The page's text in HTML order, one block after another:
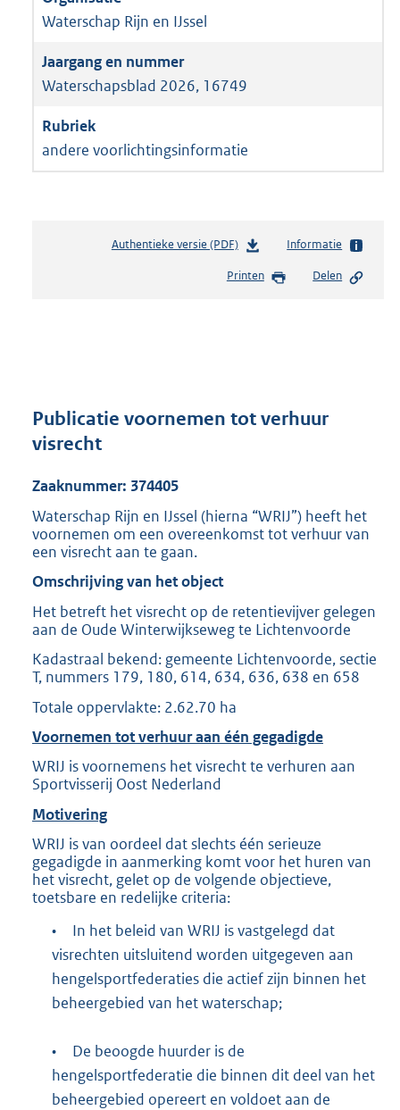
Waterschap Rijn en IJssel
Waterschapsblad 2026, 16749
andere voorlichtingsinformatie
Authentieke versie (PDF)b
s
r
:
2
b
Informatie
Printen Delen
Publicatie voornemen tot verhuur
visrecht
Zaaknummer: 374405
Waterschap Rijn en IJssel (hierna “WRIJ”) heeft het
voornemen om een overeenkomst tot verhuur van
een visrecht aan te gaan.
Omschrijving van het object
Het betreft het visrecht op de retentievijver gelegen
aan de Oude Winterwijkseweg te Lichtenvoorde
Kadastraal bekend: gemeente Lichtenvoorde, sectie
T, nummers 179, 180, 614, 634, 636, 638 en 658
Totale oppervlakte: 2.62.70 ha
Voornemen tot verhuur aan één gegadigde
WRIJ is voornemens het visrecht te verhuren aan
Sportvisserij Oost Nederland
Motivering
WRIJ is van oordeel dat slechts één serieuze
gegadigde in aanmerking komt voor het huren van
het visrecht, gelet op de volgende objectieve,
toetsbare en redelijke criteria:
•
In het beleid van WRIJ is vastgelegd dat
visrechten uitsluitend worden uitgegeven aan
hengelsportfederaties die actief zijn binnen het
beheergebied van het waterschap;
•
De beoogde huurder is de
hengelsportfederatie die binnen dit deel van het
beheergebied opereert en voldoet aan de